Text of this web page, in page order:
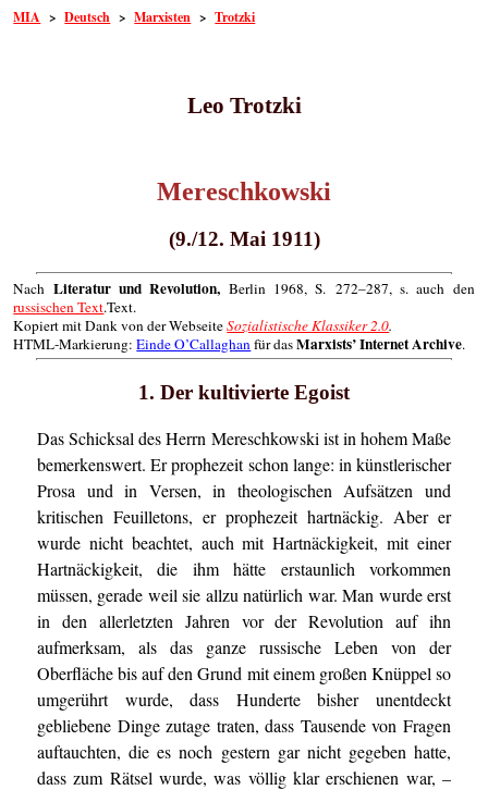
MIA >Deutsch >Marxisten >Trotzki
Leo Trotzki
Mereschkowski
(9./12. Mai 1911)
Nach Literatur und Revolution, Berlin 1968, S. 272–287, s. auch den
russischen Text.Text.
Kopiert mit Dank von der WebseiteSozialistische Klassiker 2.0.
HTML-Markierung:Einde O’Callaghan für dasMarxists’ Internet Archive.
1. Der kultivierte Egoist
Das Schicksal des Herrn Mereschkowski ist in hohem Maße
bemerkenswert. Er prophezeit schon lange: in künstlerischer
Prosa und in Versen, in theologischen Aufsätzen und
kritischen Feuilletons, er prophezeit hartnäckig. Aber er
wurde nicht beachtet, auch mit Hartnäckigkeit, mit einer
Hartnäckigkeit, die ihm hätte erstaunlich vorkommen
müssen, gerade weil sie allzu natürlich war. Man wurde erst
in den allerletzten Jahren vor der Revolution auf ihn
aufmerksam, als das ganze russische Leben von der
Oberfläche bis auf den Grund mit einem großen Knüppel so
umgerührt wurde, dass Hunderte bisher unentdeckt
gebliebene Dinge zutage traten, dass Tausende von Fragen
auftauchten, die es noch gestern gar nicht gegeben hatte,
dass zum Rätsel wurde, was völlig klar erschienen war, –